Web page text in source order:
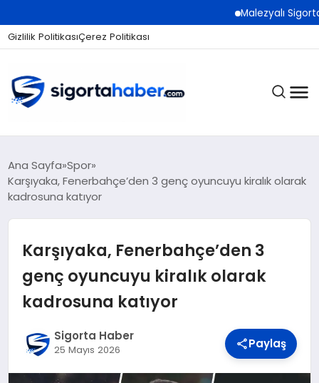
Malezyalı Sigorta
Gizlilik PolitikasıÇerez Politikası
SIGORTA
BILIM VE TEKNOLOJI
Ana Sayfa Spor
Karşıyaka, Fenerbahçe’den 3 genç oyuncuyu kiralık olarak
kadrosuna katıyor
Karşıyaka, Fenerbahçe’den 3
genç oyuncuyu kiralık olarak
kadrosuna katıyor
Sigorta Haber
25 Mayıs 2026 Paylaş